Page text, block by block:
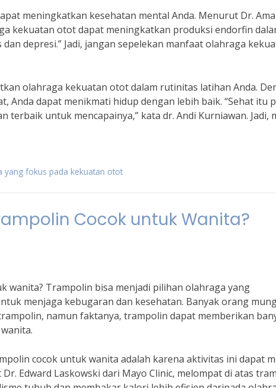
meningkatkan kesehatan mental Anda. Menurut Dr.
kekuatan otot dapat meningkatkan produksi endorfin
depresi.” Jadi, jangan sepelekan manfaat olahraga
olahraga kekuatan otot dalam rutinitas latihan Anda.
Anda dapat menikmati hidup dengan lebih baik. “Sehat itu
untuk mencapainya,” kata dr. Andi Kurniawan. Jadi,
yang fokus pada kekuatan otot
Cocok untuk Wanita?
wanita? Trampolin bisa menjadi pilihan olahraga yang
menjaga kebugaran dan kesehatan. Banyak orang
namun faktanya, trampolin dapat memberikan
cocok untuk wanita adalah karena aktivitas ini dapat
Edward Laskowski dari Mayo Clinic, melompat di atas